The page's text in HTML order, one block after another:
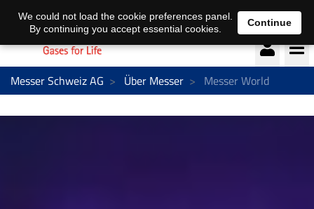
Deutsch français
Messer Schweiz AG Über Messer Messer World
We could not load the cookie preferences panel.
By continuing you accept essential cookies.
Continue